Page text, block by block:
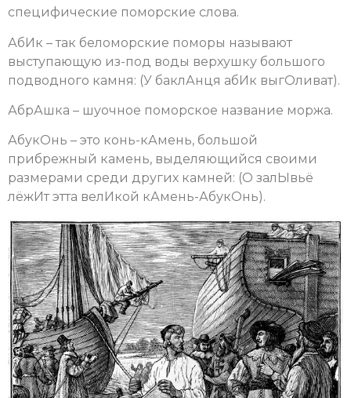
специфические поморские слова.
АбИк – так беломорские поморы называют
выступающую из-под воды верхушку большого
подводного камня: (У баклАнця абИк выгОливат).
АбрАшка – шуочное поморское название моржа.
АбукОнь – это конь-кАмень, большой
прибрежный камень, выделяющийся своими
размерами среди других камней: (О залЫвьё
лёжИт этта велИкой кАмень-АбукОнь).